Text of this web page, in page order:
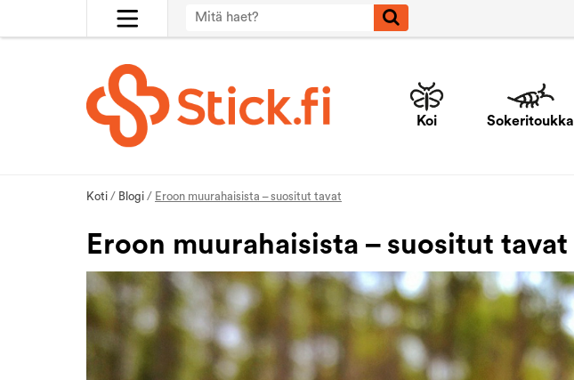
Koi Sokeritoukka
Koti / Blogi / Eroon muurahaisista – suositut tavat
Eroon muurahaisista – suositut tavat